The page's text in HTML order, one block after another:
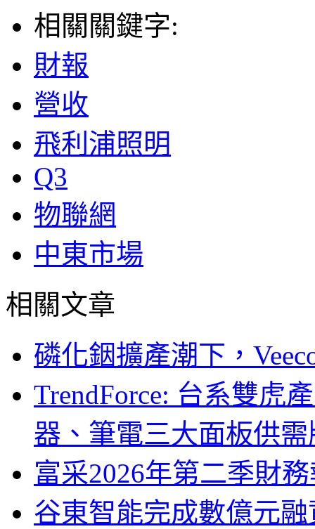
相關關鍵字:
財報
營收
飛利浦照明
Q3
物聯網
中東市場
相關文章
磷化銦擴產潮下，
TrendForce: 台系雙虎
器、筆電三大面板供需
富采2026年第二季財
谷東智能完成數億元